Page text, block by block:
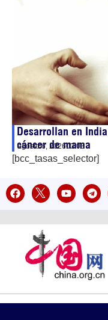
Desarrollan en
cáncer de mama
agosto 6, 202603:03
[bcc_tasas_selector]